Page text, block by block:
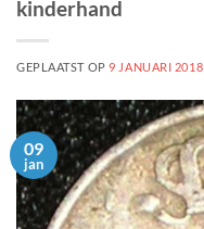
kinderhand
GEPLAATST OP9 JANUARI 2018
09
jan